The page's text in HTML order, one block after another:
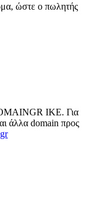
ώστε ο πωλητής
ΙΚΕ. Για
άλλα domain προς